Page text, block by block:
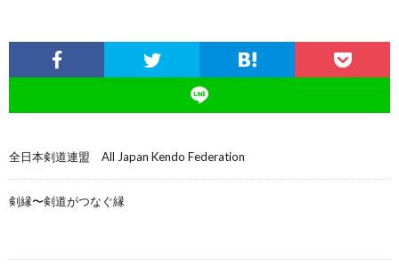
全日本剣道連盟 All Japan Kendo Federation
剣縁〜剣道がつなぐ縁